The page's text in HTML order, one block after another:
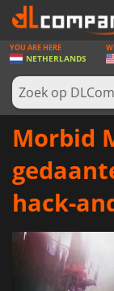
SPELLEN
GAME CARDS
SOFTWARE
NIEUWS
YOU ARE HERE
NETHERLANDS
Morbid
hack-